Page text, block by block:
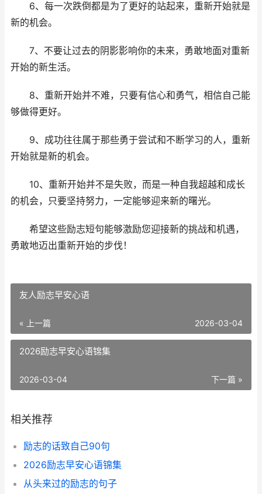
6、每一次跌倒都是为了更好的站起来，重新开始就是
新的机会。
7、不要让过去的阴影影响你的未来，勇敢地面对重新
开始的新生活。
8、重新开始并不难，只要有信心和勇气，相信自己能
够做得更好。
9、成功往往属于那些勇于尝试和不断学习的人，重新
开始就是新的机会。
10、重新开始并不是失败，而是一种自我超越和成长
的机会，只要坚持努力，一定能够迎来新的曙光。
希望这些励志短句能够激励您迎接新的挑战和机遇，
勇敢地迈出重新开始的步伐！
​友人励志早安心语
« 上一篇 2026-03-04
​2026励志早安心语锦集
下一篇 »
2026-03-04
相关推荐
​励志的话致自己90句
​2026励志早安心语锦集
​从头来过的励志的句子